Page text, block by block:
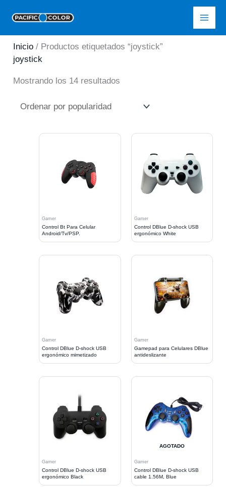
contenido
Inicio / Productos etiquetados “joystick”
joystick
Mostrando los 14 resultados
popularidad
Gamer
Control Bt Para Celular
Android/Tv/PSP.
Gamer
Control DBlue D-shock USB
ergonómico White
Gamer
Control DBlue D-shock USB
ergonómico mimetizado
Gamer
Gamepad para Celulares DBlue
antideslizante
Gamer
Control DBlue D-shock USB
ergonómico Black
AGOTADO
Gamer
Control DBlue D-shock USB
cable 1.56M, Blue